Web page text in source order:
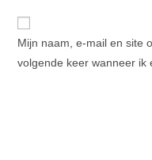
Mijn naam, e-mail en site
volgende keer wanneer ik